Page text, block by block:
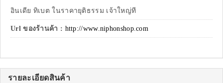
อินเดีย ทิเบต ในราคายุติธรรม เจ้าใหญ่ที
Url ของร้านค้า : http://www.niphonshop.com
รายละเอียดสินค้า